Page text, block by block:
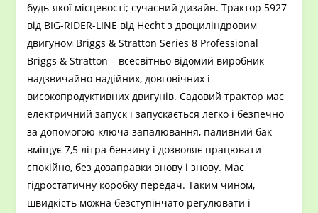
будь-якої місцевості; сучасний дизайн. Трактор 5927
від BIG-RIDER-LINE від Hecht з двоциліндровим
двигуном Briggs & Stratton Series 8 Professional
Briggs & Stratton – всесвітньо відомий виробник
надзвичайно надійних, довговічних і
високопродуктивних двигунів. Садовий трактор має
електричний запуск і запускається легко і безпечно
за допомогою ключа запалювання, паливний бак
вміщує 7,5 літра бензину і дозволяє працювати
спокійно, без дозаправки знову і знову. Має
гідростатичну коробку передач. Таким чином,
швидкість можна безступінчато регулювати і